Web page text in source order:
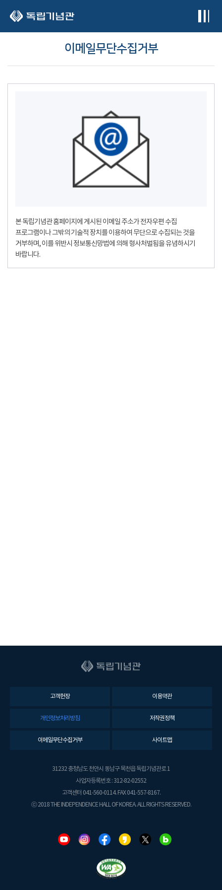
이메일무단수집거부
본 독립기념관 홈페이지에 게시된 이메일 주소가 전자우편 수집
프로그램이나 그밖의 기술적 장치를 이용하여 무단으로 수집되는 것을
거부하며, 이를 위반시 정보통신망법에 의해 형사처벌됨을 유념하시기
바랍니다.
고객헌장 이용약관
개인정보처리방침 저작권정책
이메일무단수집거부 사이트맵
31232 충청남도 천안시 동남구 목천읍 독립기념관로 1
사업자등록번호 : 312-82-02552
고객센터 041-560-0114. FAX 041-557-8167.
ⓒ 2018 THE INDEPENDENCE HALL OF KOREA. ALL RIGHTS RESERVED.